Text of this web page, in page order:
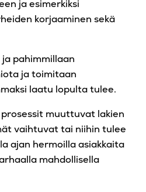
ja esimerkiksi
korjaaminen sekä
pahimmillaan
ja toimitaan
laatu lopulta tulee.
muuttuvat lakien
vaihtuvat tai niihin tulee
ajan hermoilla asiakkaita
mahdollisella